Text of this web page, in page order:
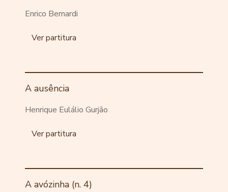
Enrico Bernardi
Ver partitura
A ausência
Henrique Eulálio Gurjão
Ver partitura
A avózinha (n. 4)